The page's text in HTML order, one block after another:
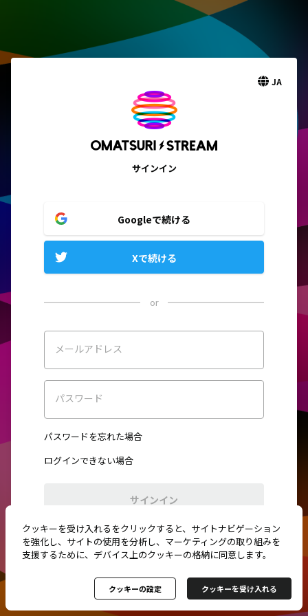
JA
サインイン
Googleで続ける
Xで続ける
or
メールアドレス
パスワード
パスワードを忘れた場合
ログインできない場合
サインイン
初めてご利用ですか？新規登録
クッキーを受け入れるをクリックすると、サイトナビゲーション
を強化し、サイトの使用を分析し、マーケティングの取り組みを
支援するために、デバイス上のクッキーの格納に同意します。
クッキーの設定 クッキーを受け入れる